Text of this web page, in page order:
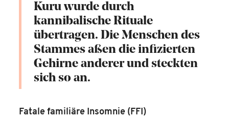
Kuru wurde durch
kannibalische Rituale
übertragen. Die Menschen des
Stammes aßen die infizierten
Gehirne anderer und steckten
sich so an.
Fatale familiäre Insomnie (FFI)